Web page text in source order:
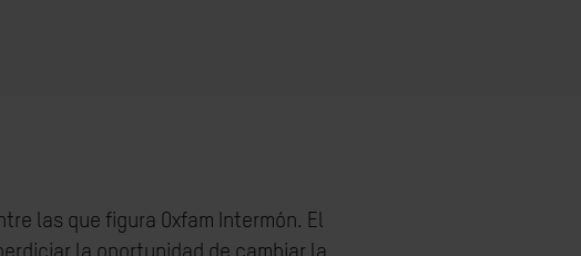
las que figura Oxfam Intermón. El